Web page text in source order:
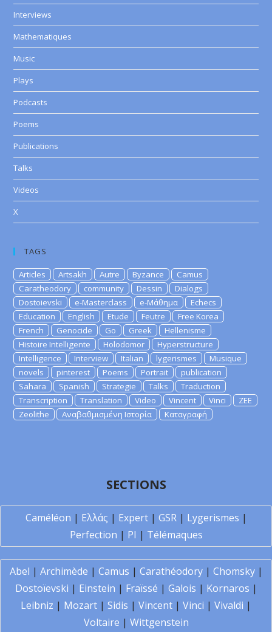
Interviews
Mathematiques
Music
Plays
Podcasts
Poems
Publications
Talks
Videos
X
TAGS
Articles Artsakh Autre Byzance
Camus
Caratheodory
community Dessin
Dialogs
Dostoievski
e-Masterclass e-Μάθημα
Echecs
Education
English Etude Feutre
Free Korea
French
Genocide Go Greek
Hellenisme
Histoire Intelligente
Holodomor
Hyperstructure
Intelligence
Interview Italian lygerismes
Musique
novels
pinterest Poems Portrait
publication
Sahara
Spanish Strategie Talks
Traduction
Transcription
Translation Video Vincent Vinci
ZEE
Zeolithe
Αναβαθμισμένη Ιστορία Καταγραφή
SECTIONS
Caméléon | Ελλάς | Expert| GSR| Lygerismes |
Perfection | PI | Télémaques
Abel | Archimède | Camus | Carathéodory| Chomsky|
Dostoïevski | Einstein | Fraïssé | Galois | Kornaros |
Leibniz | Mozart | Sidis | Vincent | Vinci | Vivaldi |
Voltaire | Wittgenstein